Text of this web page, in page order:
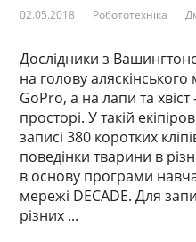
02.05.2018 Робототехніка
Дослідники з
на голову
GoPro, а на лапи та
просторі. У такій
записі 380 коротких
поведінки тварини в
в основу програми
мережі DECADE. Для
різних ...